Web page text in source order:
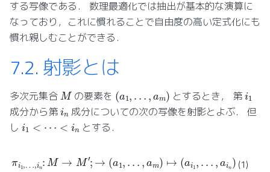
する写像である． 数理最適化では抽出が基本的な演算に
なっており，これに慣れることで自由度の高い定式化にも
慣れ親しむことができる．
7.2. 射影とは
多次元集合 M の要素を (a1 m) とするとき， 第i1
成分から第in 成分についての次の写像を射影とよぶ． 但
し i1 <⋯<n とする．
(1)
i1,… n: M→M ′ →( am )↦ a 1,…